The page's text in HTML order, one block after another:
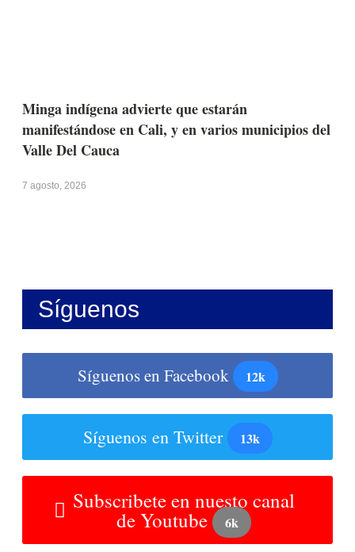
Minga indígena advierte que estarán
manifestándose en Cali, y en varios municipios del
Valle Del Cauca
7 agosto, 2026
Síguenos
Síguenos en Facebook 12k
Síguenos en Twitter 13k
Subscribete en nuesto canal
de Youtube 6k